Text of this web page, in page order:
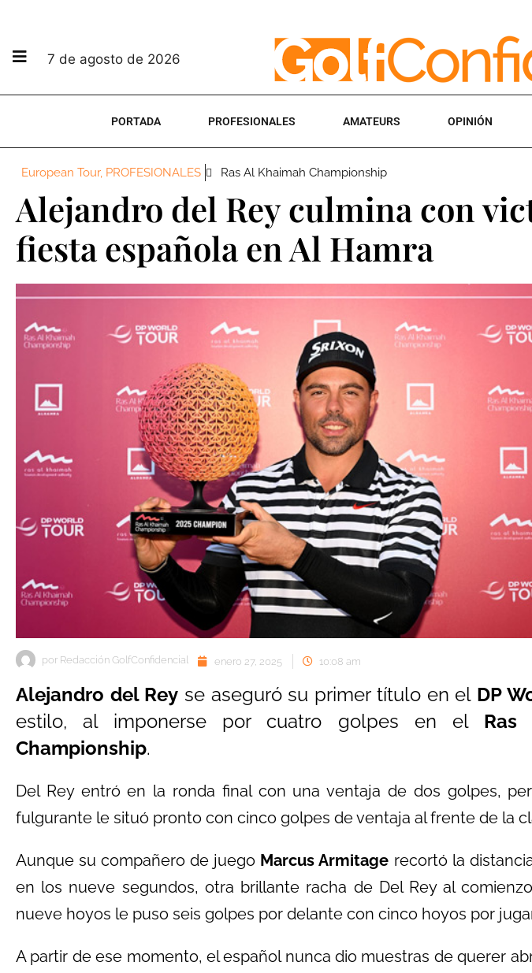
7 de agosto de 2026
PORTADA PROFESIONALES AMATEURS OPINIÓN
European Tour, PROFESIONALES Ras Al Khaimah Championship
Alejandro del Rey culmina con
fiesta española en Al Hamra
por Redacción GolfConfidencial enero 27, 2025 10:08 am
Alejandro del Rey se aseguró su primer título en el DP
estilo, al imponerse por cuatro golpes en el Ras
Championship.
Del Rey entró en la ronda final con una ventaja de dos golpes,
fulgurante le situó pronto con cinco golpes de ventaja al frente de la
Aunque su compañero de juego Marcus Armitage recortó la
en los nueve segundos, otra brillante racha de Del Rey al
nueve hoyos le puso seis golpes por delante con cinco hoyos por
A partir de ese momento, el español nunca dio muestras de querer